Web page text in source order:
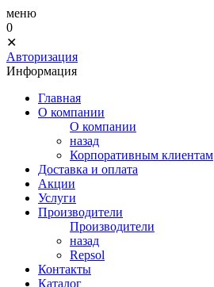
меню
0
✕
Авторизация
Информация
Главная
О компании
О компании
назад
Корпоративным клиентам
Доставка и оплата
Акции
Услуги
Производители
Производители
назад
Repsol
Контакты
Каталог